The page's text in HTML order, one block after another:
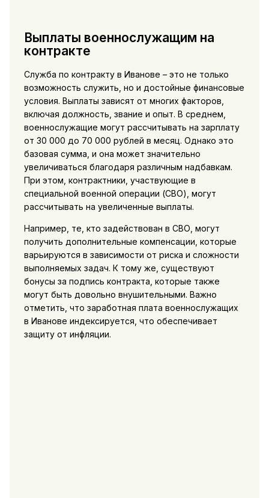
Выплаты военнослужащим на
контракте
Служба по контракту в Иванове – это не только
возможность служить, но и достойные финансовые
условия. Выплаты зависят от многих факторов,
включая должность, звание и опыт. В среднем,
военнослужащие могут рассчитывать на зарплату
от 30 000 до 70 000 рублей в месяц. Однако это
базовая сумма, и она может значительно
увеличиваться благодаря различным надбавкам.
При этом, контрактники, участвующие в
специальной военной операции (СВО), могут
рассчитывать на увеличенные выплаты.
Например, те, кто задействован в СВО, могут
получить дополнительные компенсации, которые
варьируются в зависимости от риска и сложности
выполняемых задач. К тому же, существуют
бонусы за подпись контракта, которые также
могут быть довольно внушительными. Важно
отметить, что заработная плата военнослужащих
в Иванове индексируется, что обеспечивает
защиту от инфляции.